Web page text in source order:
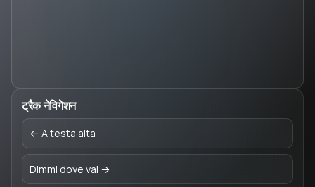
ट्रैक नेविगेशन
← A testa alta
Dimmi dove vai →